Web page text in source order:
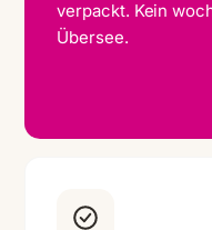
verpackt. Kein
Übersee.